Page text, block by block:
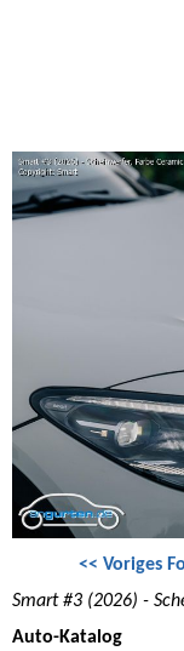
<< Voriges
Smart #3 (2026) -
Auto-Katalog